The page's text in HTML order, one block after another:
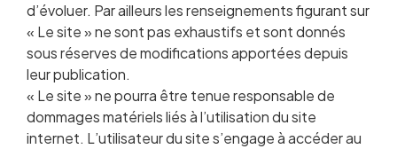
d’évoluer. Par ailleurs les renseignements figurant sur
« Le site » ne sont pas exhaustifs et sont donnés
sous réserves de modifications apportées depuis
leur publication.
« Le site » ne pourra être tenue responsable de
dommages matériels liés à l’utilisation du site
internet. L’utilisateur du site s’engage à accéder au